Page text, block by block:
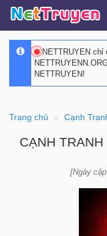
NETTRUYEN chỉ
NETTRUYEN!
Trang chủ Cạnh
CẠNH
[Ngày